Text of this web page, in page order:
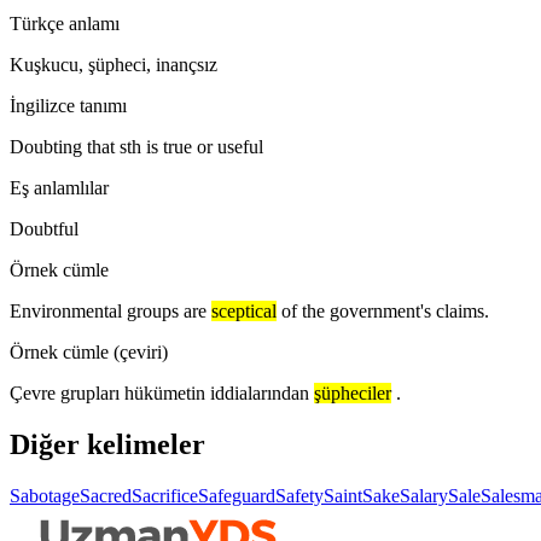
Türkçe anlamı
Kuşkucu, şüpheci, inançsız
İngilizce tanımı
Doubting that sth is true or useful
Eş anlamlılar
Doubtful
Örnek cümle
Environmental groups are sceptical of the government's claims.
Örnek cümle (çeviri)
Çevre grupları hükümetin iddialarından şüpheciler .
Diğer kelimeler
SabotageSacredSacrificeSafeguardSafetySaintSakeSalarySale